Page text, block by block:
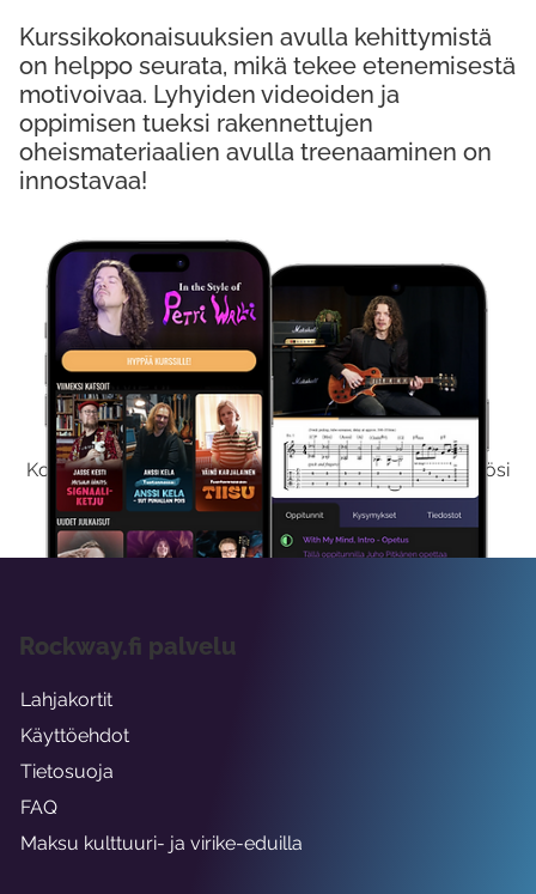
Kokeile Ilmaiseksi
Kokeilemalla ilmaiseksi saat koko sisältömme käyttöösi
viikon ajaksi.
Kurssikokonaisuuksien avulla kehittymistä
on helppo seurata, mikä tekee etenemisestä
motivoivaa. Lyhyiden videoiden ja
oppimisen tueksi rakennettujen
oheismateriaalien avulla treenaaminen on
innostavaa!
Rockway.fi palvelu
Lahjakortit
Käyttöehdot
Tietosuoja
FAQ
Maksu kulttuuri- ja virike-eduilla